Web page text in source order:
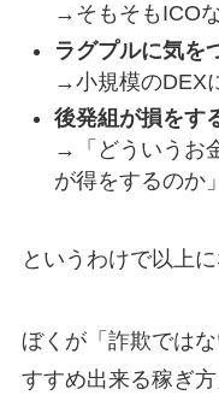
→そもそもICO
ラグプルに気を
→小規模のDEX
後発組が損をす
→「どういうお
が得をするのか
というわけで以上に
ぼくが「詐欺では
すすめ出来る稼ぎ